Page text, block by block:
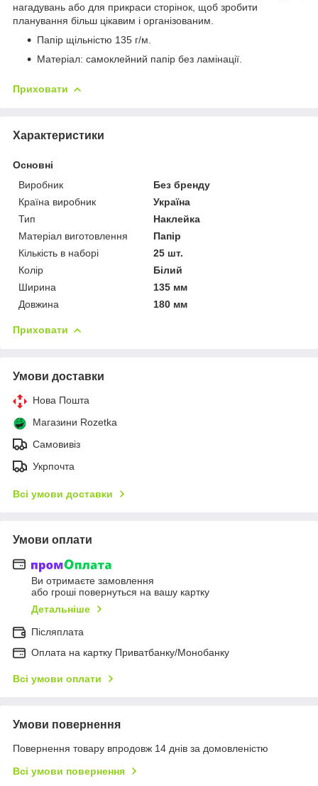
нагадувань або для прикраси сторінок, щоб зробити
планування більш цікавим і організованим.
Папір щільністю 135 г/м.
Матеріал: самоклейний папір без ламінації.
Приховати
Характеристики
Основні
Виробник
Без бренду
Країна виробник
Україна
Тип
Наклейка
Матеріал виготовлення
Папір
Кількість в наборі
25 шт.
Колір
Білий
Ширина
135 мм
Довжина
180 мм
Приховати
Умови доставки
Нова Пошта
Магазини Rozetka
Самовивіз
Укрпочта
Всі умови доставки
Умови оплати
Ви отримаєте замовлення
або гроші повернуться на вашу картку
Детальніше
Післяплата
Оплата на картку Приватбанку/Монобанку
Всі умови оплати
Умови повернення
Повернення товару впродовж 14 днів за домовленістю
Всі умови повернення